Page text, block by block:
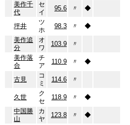
美作千
代
セ
イ
95.6 〃 ◆
坪井
ツ
ホ
98.3 〃
◆
美作追
分
オ
ワ
103.9
〃
美作落
合
チ
ア
110.9 〃 ◆
古見
コ
ミ
114.6 〃
久世
ク
セ
118.9 〃
◆
中国勝
山
カ
ヤ
123.8 〃 ◆